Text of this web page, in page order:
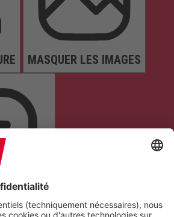
MASQUER LES IMAGES